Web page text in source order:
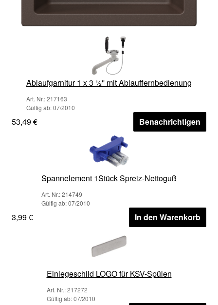
Ablaufgarnitur 1 x 3 ½'' mit Ablauffernbedienung
Art. Nr.: 217163
Gültig ab: 07/2010
53,49 € Benachrichtigen
Spannelement 1Stück Spreiz-Nettoguß
Art. Nr.: 214749
Gültig ab: 07/2010
3,99 € In den Warenkorb
Einlegeschild LOGO für KSV-Spülen
Art. Nr.: 217272
Gültig ab: 07/2010